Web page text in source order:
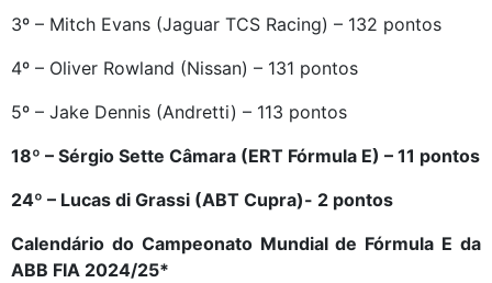
3º – Mitch Evans (Jaguar TCS Racing) – 132 pontos
4º – Oliver Rowland (Nissan) – 131 pontos
5º – Jake Dennis (Andretti) – 113 pontos
18º – Sérgio Sette Câmara (ERT Fórmula E) – 11 pontos
24º – Lucas di Grassi (ABT Cupra)- 2 pontos
Calendário do Campeonato Mundial de Fórmula E da
ABB FIA 2024/25*